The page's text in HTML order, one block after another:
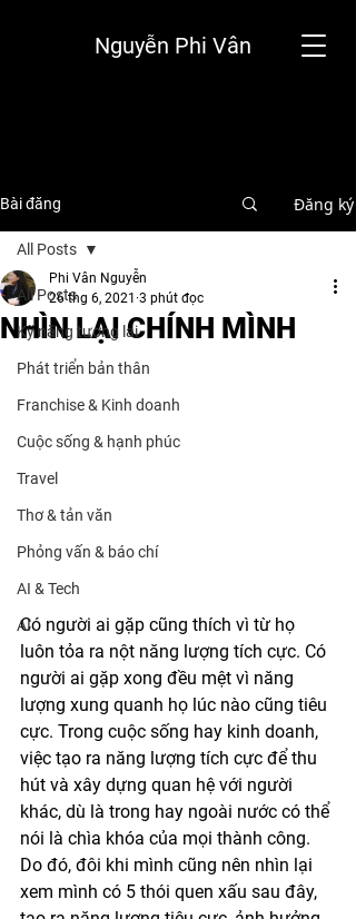
Nguyễn Phi Vân
Bài đăng Đăng ký
All Posts
Kỹ năng tương lai
Phát triển bản thân
Franchise & Kinh doanh
Cuộc sống & hạnh phúc
Travel
Thơ & tản văn
Phỏng vấn & báo chí
AI & Tech
AI
All Posts
NHÌN LẠI CHÍNH MÌNH
Phi Vân Nguyễn
26 thg 6, 2021 3 phút đọc
Có người ai gặp cũng thích vì từ họ
luôn tỏa ra nột năng lượng tích cực. Có
người ai gặp xong đều mệt vì năng
lượng xung quanh họ lúc nào cũng tiêu
cực. Trong cuộc sống hay kinh doanh,
việc tạo ra năng lượng tích cực để thu
hút và xây dựng quan hệ với người
khác, dù là trong hay ngoài nước có thể
nói là chìa khóa của mọi thành công.
Do đó, đôi khi mình cũng nên nhìn lại
xem mình có 5 thói quen xấu sau đây,